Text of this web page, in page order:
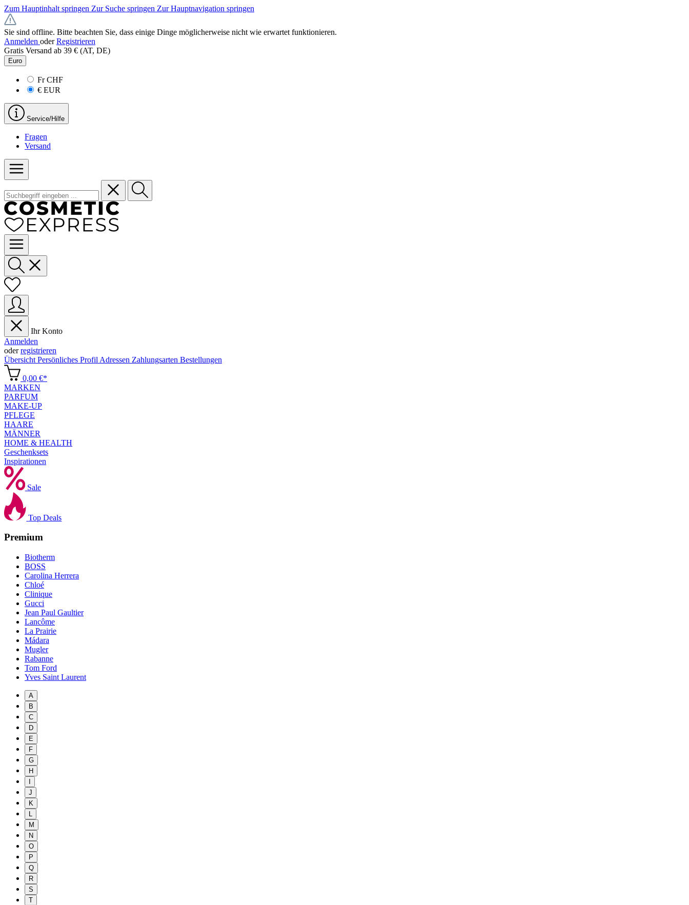
Zum Hauptinhalt springen Zur Suche springen Zur Hauptnavigation springen
Sie sind offline. Bitte beachten Sie, dass einige Dinge möglicherweise nicht wie erwartet funktionieren.
Anmelden oder Registrieren
Gratis Versand ab 39 € (AT, DE)
Euro
FrCHF
€ EUR
Service/Hilfe
Fragen
Versand
Ihr Konto
Anmelden
oderregistrieren
Übersicht Persönliches Profil Adressen Zahlungsarten Bestellungen
0,00 €*
MARKEN
PARFUM
MAKE-UP
PFLEGE
HAARE
MÄNNER
HOME & HEALTH
Geschenksets
Inspirationen
Sale
Top Deals
Premium
Biotherm
BOSS
Carolina Herrera
Chloé
Clinique
Gucci
Jean Paul Gaultier
Lancôme
La Prairie
Mádara
Mugler
Rabanne
Tom Ford
Yves Saint Laurent
A
B
C
D
E
F
G
H
J
K
L
M
N
O
P
Q
R
S
T